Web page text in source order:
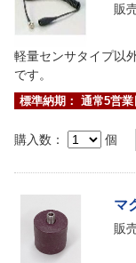
販
軽量センサタイプ以
です。
標準納期： 通常5営
購入数： 個
マ
販